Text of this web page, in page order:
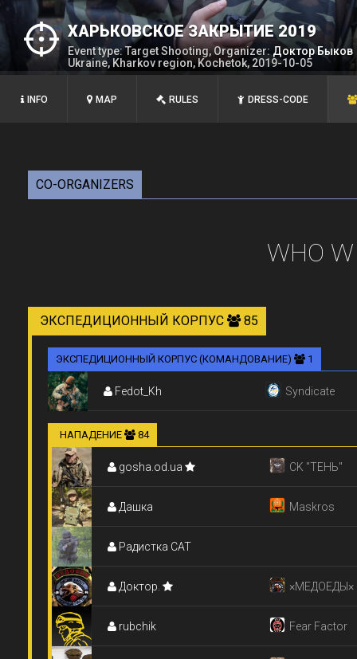
ХАРЬКОВСКОЕ ЗАКРЫТИЕ 2019
Event type: Target Shooting, Organizer: Доктор Быков
Ukraine, Kharkov region, Kochetok, 2019-10-05
INFO MAP RULES DRESS-CODE
CO-ORGANIZERS
WHO
ЭКСПЕДИЦИОННЫЙ КОРПУС 85
ЭКСПЕДИЦИОННЫЙ КОРПУС (КОМАНДОВАНИЕ) 1
Fedot_Kh Syndicate
НАПАДЕНИЕ 84
gosha.od.ua СK "ТЕНЬ"
Дашка Maskros
Радистка CAT
Доктор. ×МЕДОЕДЫ×
rubchik Fear Factor